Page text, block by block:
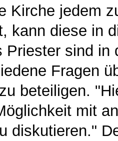
Kirche jedem
kann diese in
Priester sind in
Fragen
beteiligen.
mit
diskutieren."